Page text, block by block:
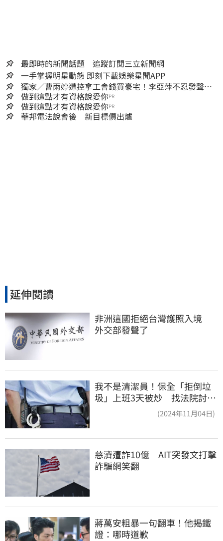
最即時的新聞話題 追蹤訂閱三立新聞網
一手掌握明星動態 即刻下載娛樂星聞APP
獨家／曹雨婷遭控拿工會錢買豪宅！李亞萍不忍發聲：
余天管工會都貼錢
做到這點才有資格說愛你PR
做到這點才有資格說愛你PR
華邦電法說會後 新目標價出爐
延伸閱讀
非洲這國拒絕台灣護照入境
外交部發聲了
我不是清潔員！保全「拒倒垃
圾」上班3天被炒 找法院討公
(2024年11月04日)
慈濟遭詐10億　AIT突發文打擊
詐騙網笑翻
蔣萬安粗暴一句翻車！他揭鐵
證：哪時道歉